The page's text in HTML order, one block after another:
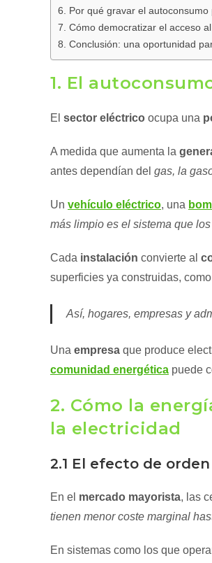
6. Por qué gravar el
7. Cómo democratizar el acceso
8. Conclusión: una oportunidad
1. El
El sector eléctrico ocupa una
A medida que aumenta la
antes dependían del gas, la
Un vehículo eléctrico, una
más limpio es el sistema que
Cada instalación convierte al
superficies ya construidas, como
Así, hogares, empresas y
Una empresa que produce
comunidad energética puede
2. Cómo la
la electricidad
2.1 El efecto de
En el mercado mayorista, las
tienen menor coste marginal
En sistemas como los que